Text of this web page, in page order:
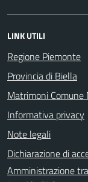
LINK UTILI
Regione Piemonte
Provincia di Biella
Matrimoni Comune
Informativa privacy
Note legali
Dichiarazione di
Amministrazione